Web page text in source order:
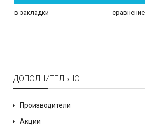
в закладки сравнение
ДОПОЛНИТЕЛЬНО
Производители
Акции